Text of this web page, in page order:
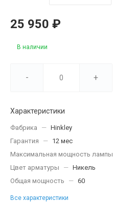
25 950 ₽
В наличии
- +
Характеристики
Фабрика — Hinkley
Гарантия
— 12 мес
Максимальная мощность лампы
Цвет арматуры
— Никель
Общая мощность
— 60
Все характеристики